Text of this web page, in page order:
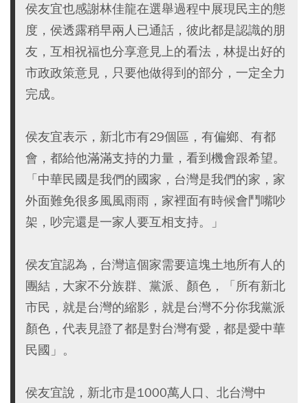
侯友宜也感謝林佳龍在選舉過程中展現民主的態
度，侯透露稍早兩人已通話，彼此都是認識的朋
友，互相祝福也分享意見上的看法，林提出好的
市政政策意見，只要他做得到的部分，一定全力
完成。
侯友宜表示，新北市有29個區，有偏鄉、有都
會，都給他滿滿支持的力量，看到機會跟希望。
「中華民國是我們的國家，台灣是我們的家，家
外面難免很多風風雨雨，家裡面有時候會鬥嘴吵
架，吵完還是一家人要互相支持。」
侯友宜認為，台灣這個家需要這塊土地所有人的
團結，大家不分族群、黨派、顏色，「所有新北
市民，就是台灣的縮影，就是台灣不分你我黨派
顏色，代表見證了都是對台灣有愛，都是愛中華
民國」。
侯友宜說，新北市是1000萬人口、北台灣中